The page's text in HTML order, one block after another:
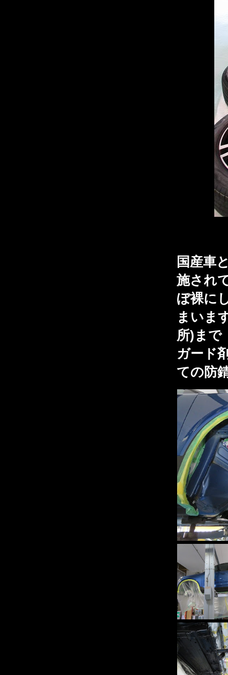
国産車
施され
ぼ裸に
まいま
所)まで
ガード
ての防